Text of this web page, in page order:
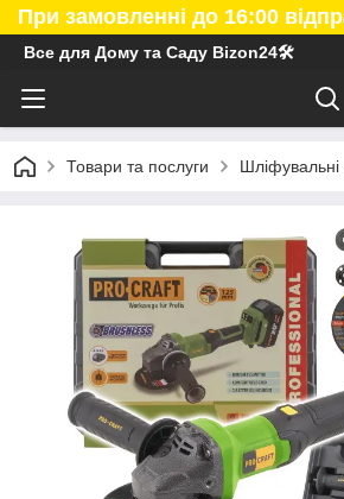
При замовленні до 16:00
Все для Дому та Саду Bizon24🛠
Товари та послуги Шліфувальні